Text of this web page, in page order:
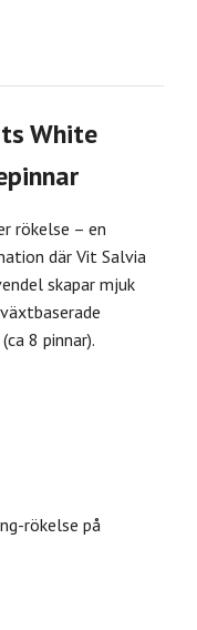
White
rökelse – en
där Vit Salvia
skapar mjuk
8 pinnar).
rökelse på